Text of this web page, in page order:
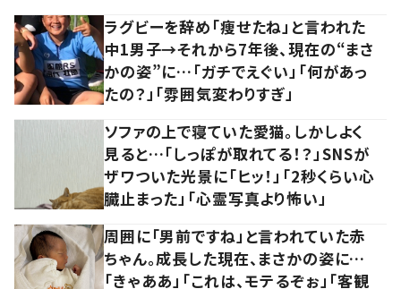
ラグビーを辞め「痩せたね」と言われた
中1男子→それから7年後、現在の“まさ
かの姿”に…「ガチでえぐい」「何があっ
たの？」「雰囲気変わりすぎ」
ソファの上で寝ていた愛猫。しかしよく
見ると…「しっぽが取れてる！？」SNSが
ザワついた光景に「ヒッ！」「2秒くらい心
臓止まった」「心霊写真より怖い」
周囲に「男前ですね」と言われていた赤
ちゃん。成長した現在、まさかの姿に…
「きゃああ」「これは、モテるぞぉ」「客観